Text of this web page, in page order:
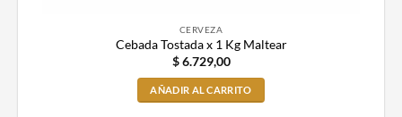
CERVEZA
Cebada Tostada x 1 Kg Maltear
$6.729,00
AÑADIR AL CARRITO